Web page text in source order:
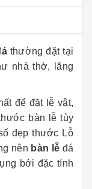
thường đặt tại
nhà thờ, lăng
để đặt lễ vật,
bàn lễ tùy
đẹp thước Lỗ
nên bàn lễ đá
bởi đặc tính